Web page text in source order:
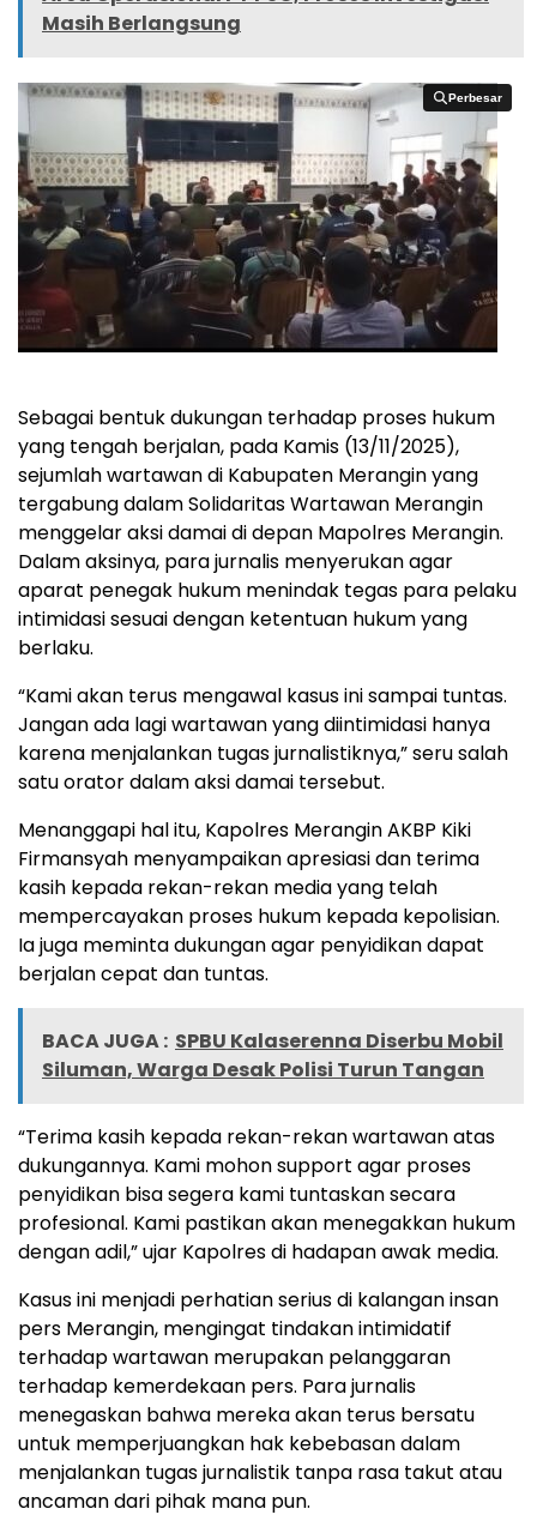
Masih Berlangsung
Perbesar
Perbesar
Sebagai bentuk dukungan terhadap proses hukum
yang tengah berjalan, pada Kamis (13/11/2025),
sejumlah wartawan di Kabupaten Merangin yang
tergabung dalam Solidaritas Wartawan Merangin
menggelar aksi damai di depan Mapolres Merangin.
Dalam aksinya, para jurnalis menyerukan agar
aparat penegak hukum menindak tegas para pelaku
intimidasi sesuai dengan ketentuan hukum yang
berlaku.
“Kami akan terus mengawal kasus ini sampai tuntas.
Jangan ada lagi wartawan yang diintimidasi hanya
karena menjalankan tugas jurnalistiknya,” seru salah
satu orator dalam aksi damai tersebut.
Menanggapi hal itu, Kapolres Merangin AKBP Kiki
Firmansyah menyampaikan apresiasi dan terima
kasih kepada rekan-rekan media yang telah
mempercayakan proses hukum kepada kepolisian.
Ia juga meminta dukungan agar penyidikan dapat
berjalan cepat dan tuntas.
BACA JUGA : SPBU Kalaserenna Diserbu Mobil
Siluman, Warga Desak Polisi Turun Tangan
“Terima kasih kepada rekan-rekan wartawan atas
dukungannya. Kami mohon support agar proses
penyidikan bisa segera kami tuntaskan secara
profesional. Kami pastikan akan menegakkan hukum
dengan adil,” ujar Kapolres di hadapan awak media.
Kasus ini menjadi perhatian serius di kalangan insan
pers Merangin, mengingat tindakan intimidatif
terhadap wartawan merupakan pelanggaran
terhadap kemerdekaan pers. Para jurnalis
menegaskan bahwa mereka akan terus bersatu
untuk memperjuangkan hak kebebasan dalam
menjalankan tugas jurnalistik tanpa rasa takut atau
ancaman dari pihak mana pun.